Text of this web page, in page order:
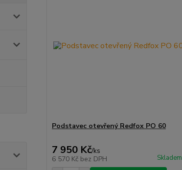
Podstavec otevřený Redfox PO 60
7 950 Kč/ks
6 570 Kč bez DPH Skladem